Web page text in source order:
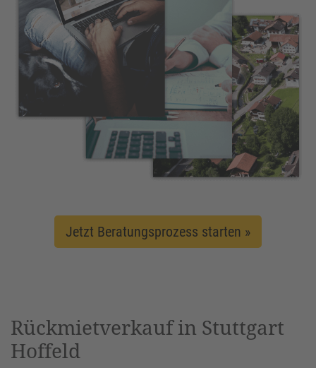
Jetzt Beratungsprozess starten »
Rückmietverkauf in Stuttgart
Hoffeld